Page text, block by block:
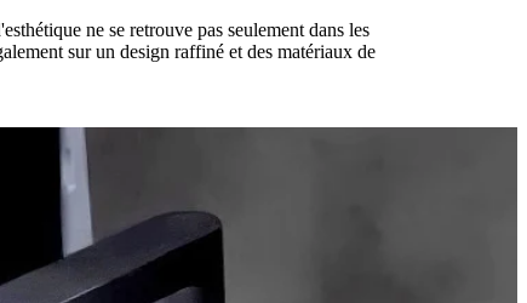
ne se retrouve pas seulement dans les
sur un design raffiné et des matériaux de